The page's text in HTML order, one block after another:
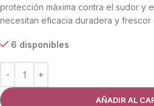
protección máxima contra el sudor y
necesitan eficacia duradera y frescor
6 disponibles
AÑADIR AL